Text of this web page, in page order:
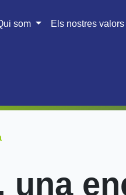
som Els nostres valors
una